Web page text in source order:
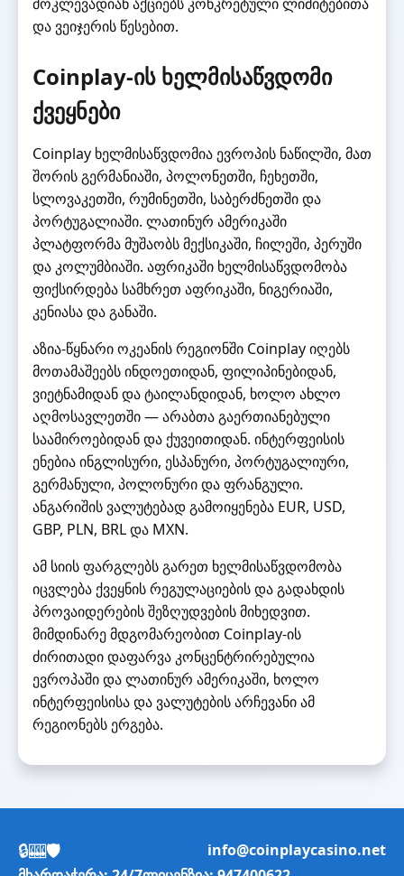
და ვეიჯერის წესებით.
Coinplay-ის ხელმისაწვდომი
ქვეყნები
Coinplay ხელმისაწვდომია ევროპის ნაწილში, მათ
შორის გერმანიაში, პოლონეთში, ჩეხეთში,
სლოვაკეთში, რუმინეთში, საბერძნეთში და
პორტუგალიაში. ლათინურ ამერიკაში
პლატფორმა მუშაობს მექსიკაში, ჩილეში, პერუში
და კოლუმბიაში. აფრიკაში ხელმისაწვდომობა
ფიქსირდება სამხრეთ აფრიკაში, ნიგერიაში,
კენიასა და განაში.
აზია-წყნარი ოკეანის რეგიონში Coinplay იღებს
მოთამაშეებს ინდოეთიდან, ფილიპინებიდან,
ვიეტნამიდან და ტაილანდიდან, ხოლო ახლო
აღმოსავლეთში — არაბთა გაერთიანებული
საამიროებიდან და ქუვეითიდან. ინტერფეისის
ენებია ინგლისური, ესპანური, პორტუგალიური,
გერმანული, პოლონური და ფრანგული.
ანგარიშის ვალუტებად გამოიყენება EUR, USD,
GBP, PLN, BRL და MXN.
ამ სიის ფარგლებს გარეთ ხელმისაწვდომობა
იცვლება ქვეყნის რეგულაციების და გადახდის
პროვაიდერების შეზღუდვების მიხედვით.
მიმდინარე მდგომარეობით Coinplay-ის
ძირითადი დაფარვა კონცენტრირებულია
ევროპაში და ლათინურ ამერიკაში, ხოლო
ინტერფეისისა და ვალუტების არჩევანი ამ
რეგიონებს ერგება.
🔒🎰🛡️
info@coinplaycasino.net